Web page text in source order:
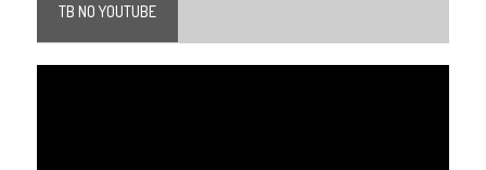
TB NO YOUTUBE